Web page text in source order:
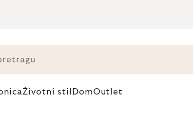
Životni stil DomOutlet